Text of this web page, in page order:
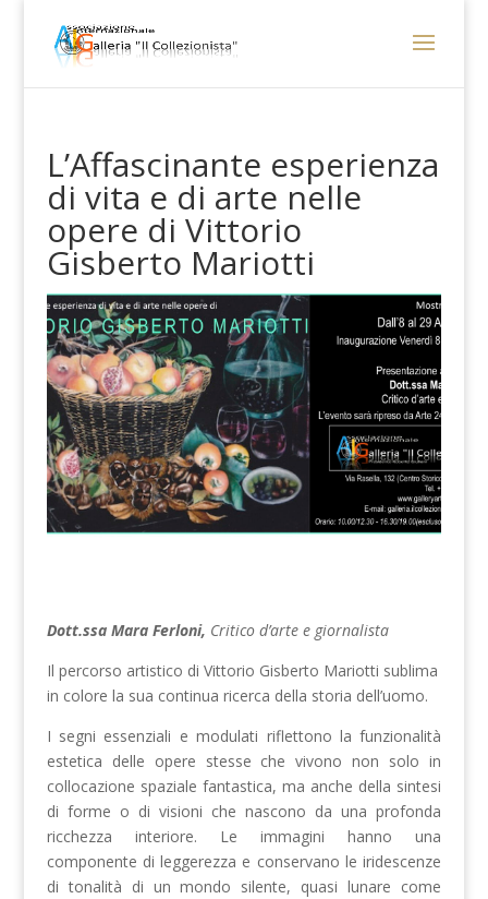
L’Affascinante esperienza
di vita e di arte nelle
opere di Vittorio
Gisberto Mariotti
Dott.ssa Mara Ferloni, Critico d’arte e giornalista
Il percorso artistico di Vittorio Gisberto Mariotti sublima
in colore la sua continua ricerca della storia dell’uomo.
I segni essenziali e modulati riflettono la funzionalità
estetica delle opere stesse che vivono non solo in
collocazione spaziale fantastica, ma anche della sintesi
di forme o di visioni che nascono da una profonda
ricchezza interiore. Le immagini hanno una
componente di leggerezza e conservano le iridescenze
di tonalità di un mondo silente, quasi lunare come